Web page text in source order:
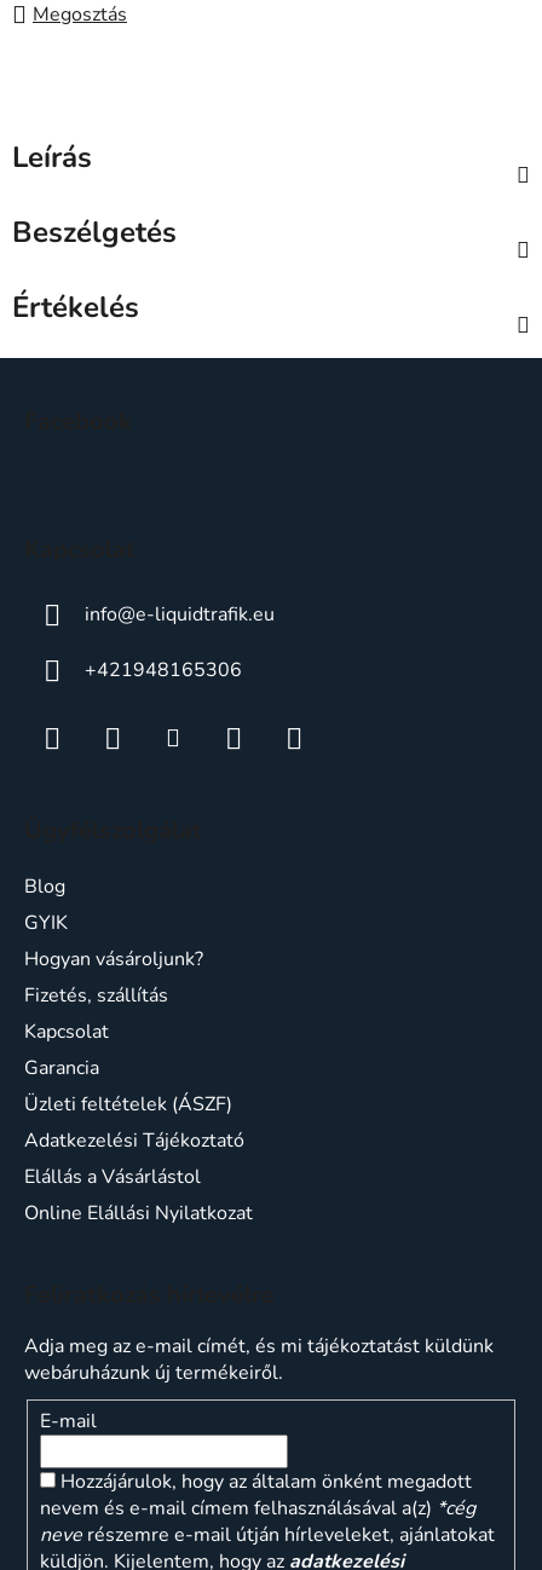
Megosztás
Leírás
Beszélgetés
Értékelés
info@e-liquidtrafik.eu
+421948165306
Blog
GYIK
Hogyan vásároljunk?
Fizetés, szállítás
Kapcsolat
Garancia
Üzleti feltételek (ÁSZF)
Adatkezelési Tájékoztató
Elállás a Vásárlástol
Online Elállási Nyilatkozat
Adja meg az e-mail címét, és mi tájékoztatást küldünk
webáruházunk új termékeiről.
E-mail
Hozzájárulok, hogy az általam önként megadott
nevem és e-mail címem felhasználásával a(z) *cég
neve részemre e-mail útján hírleveleket, ajánlatokat
küldjön. Kijelentem, hogy az adatkezelési